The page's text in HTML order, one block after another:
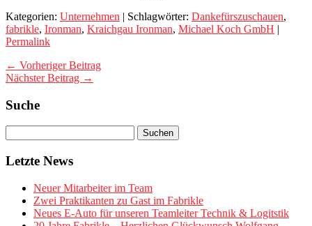
Kategorien: Unternehmen | Schlagwörter: Dankefürszuschauen,
fabrikle, Ironman, Kraichgau Ironman, Michael Koch GmbH |
Permalink
← Vorheriger Beitrag
Nächster Beitrag →
Suche
Letzte News
Neuer Mitarbeiter im Team
Zwei Praktikanten zu Gast im Fabrikle
Neues E-Auto für unseren Teamleiter Technik & Logitstik